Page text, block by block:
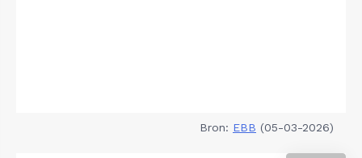
Bron: EBB (05-03-2026)